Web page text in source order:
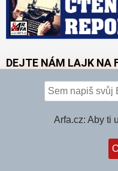
Arfa.cz: Aby ti
DEJTE NÁM LAJK NA